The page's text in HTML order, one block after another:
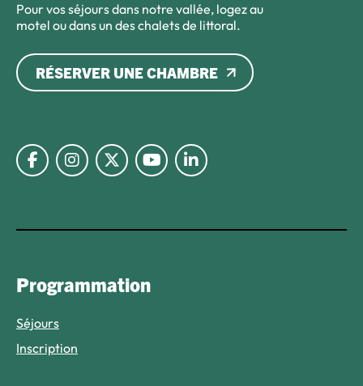
Pour vos séjours dans notre vallée, logez au
motel ou dans un des chalets de littoral.
RÉSERVER UNE CHAMBRE
Lien vers Facebook
Lien vers Instagram
Lien vers Twitter X
Lien vers Youtube
Lien vers Linkedin
Programmation
Séjours
Inscription